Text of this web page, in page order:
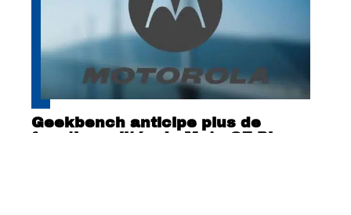
Geekbench anticipe plus de
fonctionnalités du Moto G7 Play